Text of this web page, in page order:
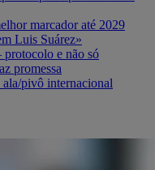
marcador até 2029
Luis Suárez»
e não só
promessa
pivô internacional